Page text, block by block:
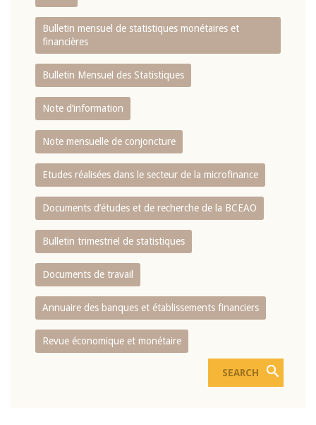
Bulletin mensuel de statistiques monétaires et
financières
Bulletin Mensuel des Statistiques
Note d’information
Note mensuelle de conjoncture
Etudes réalisées dans le secteur de la microfinance
Documents d’études et de recherche de la BCEAO
Bulletin trimestriel de statistiques
Documents de travail
Annuaire des banques et établissements financiers
Revue économique et monétaire